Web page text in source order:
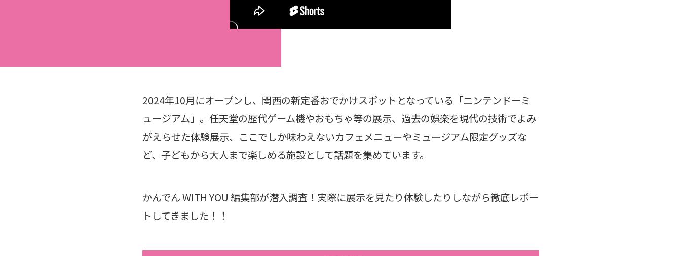
2024年10月にオープンし、関西の新定番おでかけスポットとなっている「ニンテンドーミ
ュージアム」。任天堂の歴代ゲーム機やおもちゃ等の展示、過去の娯楽を現代の技術でよみ
がえらせた体験展示、ここでしか味わえないカフェメニューやミュージアム限定グッズな
ど、子どもから大人まで楽しめる施設として話題を集めています。
かんでん WITH YOU 編集部が潜入調査！実際に展示を見たり体験したりしながら徹底レポー
トしてきました！！